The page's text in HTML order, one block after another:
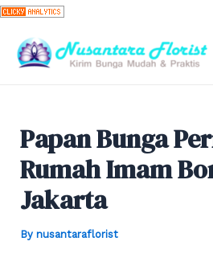
Skip
content
Papan Bunga
Rumah Imam
Jakarta
By nusantaraflorist